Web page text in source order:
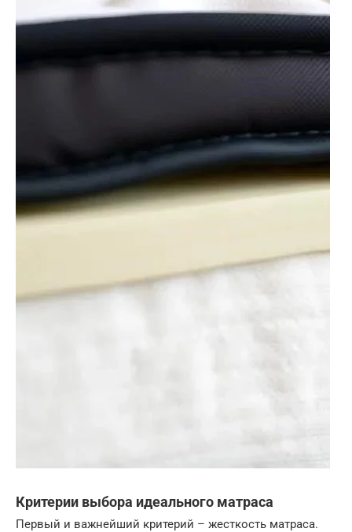
Критерии выбора идеального матраса
Первый и важнейший критерий – жесткость матраса.